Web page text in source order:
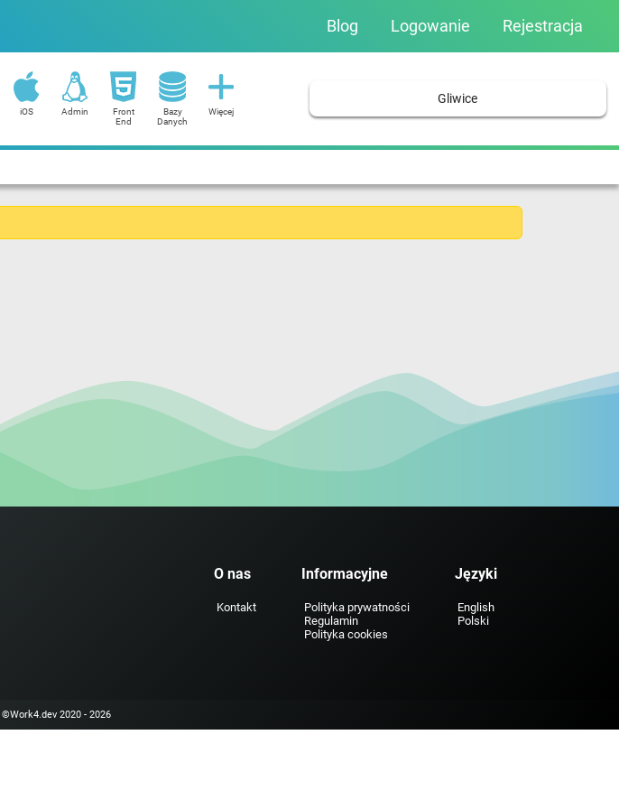
Blog Logowanie Rejestracja
iOS Admin
Front
End
Bazy
Danych
Więcej
Gliwice
O nas
Kontakt
Informacyjne
Polityka prywatności
Regulamin
Polityka cookies
Języki
English
Polski
©Work4.dev 2020 - 2026